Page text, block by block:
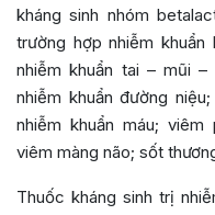
kháng sinh nhóm
trường hợp nhiễm
nhiễm khuẩn tai – mũi
nhiễm khuẩn đường
nhiễm khuẩn máu;
viêm màng não; sốt
Thuốc kháng sinh trị